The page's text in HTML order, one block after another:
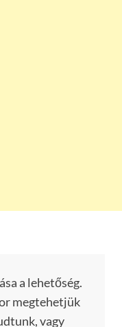
a lehetőség.
megtehetjük
vagy